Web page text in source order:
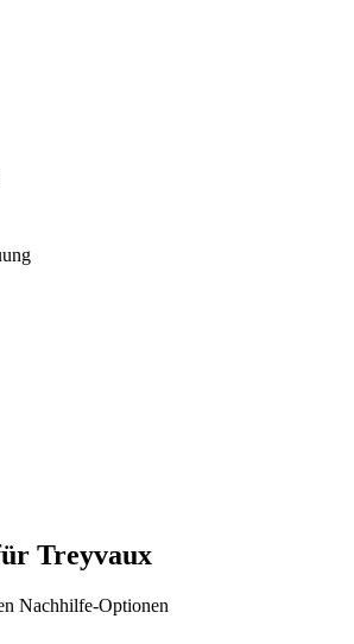
Treyvaux
Nachhilfe-Optionen